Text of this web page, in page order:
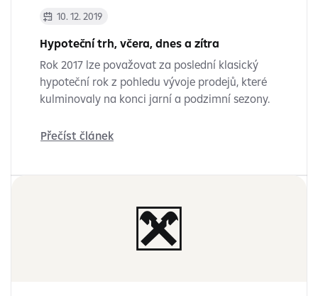
10. 12. 2019
Hypoteční trh, včera, dnes a zítra
Rok 2017 lze považovat za poslední klasický
hypoteční rok z pohledu vývoje prodejů, které
kulminovaly na konci jarní a podzimní sezony.
Přečíst článek